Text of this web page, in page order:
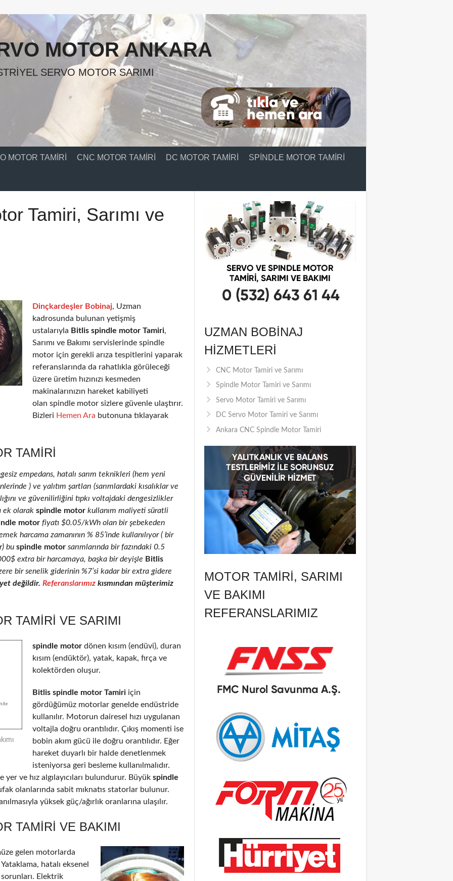
MOTOR ANKARA
SERVO MOTOR SARIMI
MOTOR TAMIRI CNC MOTOR TAMIRI DC MOTOR TAMIRI SPINDLE MOTOR TAMIRI
Tamiri, Sarımı ve
Dinçkardeşler Bobinaj, Uzman
kadrosunda bulunan yetişmiş
ustalarıyla Bitlis spindle motor Tamiri,
Sarımı ve Bakımı servislerinde spindle
motor için gerekli arıza tespitlerini yaparak
referanslarında da rahatlıkla görüleceği
üzere üretim hızınızı kesmeden
makinalarınızın hareket kabiliyeti
olan spindle motor sizlere güvenle ulaştırır.
Bizleri Hemen Ara butonuna tıklayarak
TAMIRI
empedans, hatalı sarım teknikleri (hem yeni
) ve yalıtım şartları (sarımlardaki kısalıklar ve
ve güvenilirliğini tıpkı voltajdaki dengesizlikler
ek olarak spindle motor kullanım maliyeti süratli
motor fiyatı $0.05/kWh olan bir şebekeden
harcama zamanının % 85’inde kullanılıyor ( bir
bu spindle motor sarımlarında bir fazındaki 0.5
extra bir harcamaya, başka bir deyişle Bitlis
bir senelik giderinin %7’si kadar bir extra gidere
değildir. Referanslarımız kısmından müşterimiz
TAMIRI VE SARIMI
spindle motor dönen kısım (endüvi), duran
kısım (endüktör), yatak, kapak, fırça ve
kolektörden oluşur.
Bitlis spindle motor Tamiri için
gördüğümüz motorlar genelde endüstride
kullanılır. Motorun dairesel hızı uygulanan
voltajla doğru orantılıdır. Çıkış momenti ise
bobin akım gücü ile doğru orantılıdır. Eğer
hareket duyarlı bir halde denetlenmek
isteniyorsa geri besleme kullanılmalıdır.
ve hız algılayıcıları bulundurur. Büyük spindle
olanlarında sabit mıknatıs statorlar bulunur.
yüksek güç/ağırlık oranlarına ulaşılır.
TAMIRI VE BAKIMI
gelen motorlarda
hatalı eksenel
Elektrik
UZMAN BOBINAJ
HIZMETLERI
CNC Motor Tamiri ve Sarımı
Spindle Motor Tamiri ve Sarımı
Servo Motor Tamiri ve Sarımı
DC Servo Motor Tamiri ve Sarımı
Ankara CNC Spindle Motor Tamiri
MOTOR TAMIRI, SARIMI
VE BAKIMI
REFERANSLARIMIZ